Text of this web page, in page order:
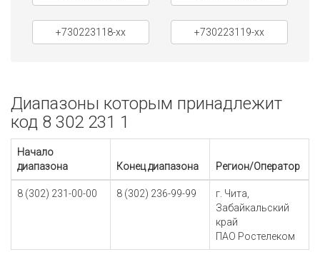
+730223118-xx +730223119-xx
Диапазоны которым принадлежит
код 8 302 231 1
Начало
диапазона
Конец диапазона Регион/Оператор
8 (302) 231-00-00 8 (302) 236-99-99
г. Чита,
Забайкальский
край
ПАО Ростелеком